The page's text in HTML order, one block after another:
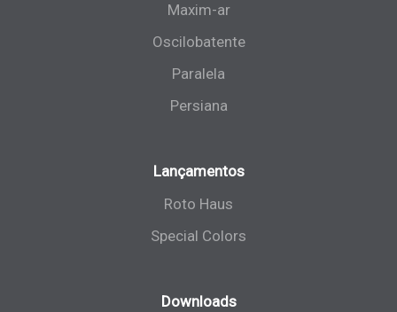
Maxim-ar
Oscilobatente
Paralela
Persiana
Lançamentos
Roto Haus
Special Colors
Downloads